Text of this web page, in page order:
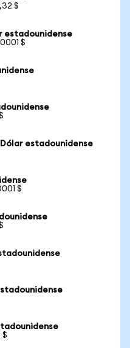
$
estadounidense
$
estadounidense
$
$